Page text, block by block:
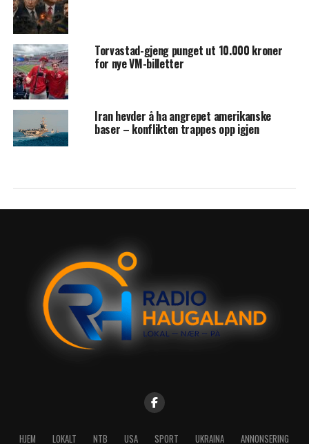
Torvastad-gjeng punget ut 10.000 kroner
for nye VM-billetter
Iran hevder å ha angrepet amerikanske
baser – konflikten trappes opp igjen
HJEM LOKALT NTB USA SPORT UKRAINA ANNONSERING